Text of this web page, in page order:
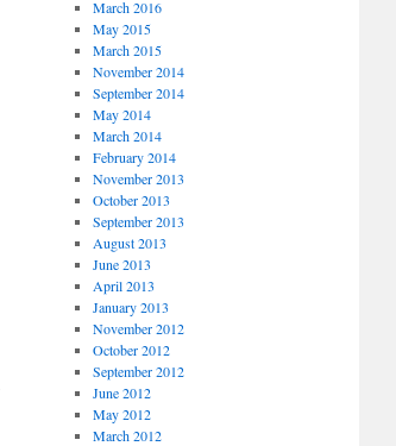
March 2016
May 2015
March 2015
November 2014
September 2014
May 2014
March 2014
February 2014
November 2013
October 2013
September 2013
August 2013
June 2013
April 2013
January 2013
November 2012
October 2012
September 2012
June 2012
May 2012
March 2012